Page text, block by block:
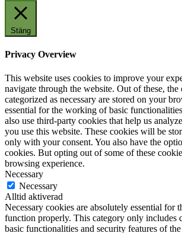
Stäng
Privacy Overview
This website uses cookies to improve your
navigate through the website. Out of these, the
categorized as necessary are stored on your
essential for the working of basic
also use third-party cookies that help us
you use this website. These cookies will be
only with your consent. You also have the
cookies. But opting out of some of these
browsing experience.
Necessary
Necessary
Alltid aktiverad
Necessary cookies are absolutely essential for
function properly. This category only includes
basic functionalities and security features of